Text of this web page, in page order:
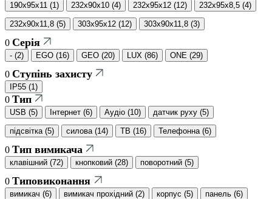
190x95x11 (1) 232x90x10 (4) 232x95x12 (12) 232x95x8,5 (4)
232x90x11,8 (5) 303x95x12 (12) 303x90x11,8 (3)
0 Серія
- (2) EGO (16) GEO (20) LUX (86) ONE (29)
0 Ступінь захисту
IP55 (1)
0 Тип
USB (5) Інтернет (6) Аудіо (10) датчик руху (5)
підсвітка (5) силова (14) ТВ (16) Телефонна (6)
0 Тип вимикача
клавішний (72) кнопковий (28) поворотний (5)
0 Типовиконання
вимикач (6) вимикач прохідний (2) корпус (5) панель (6)